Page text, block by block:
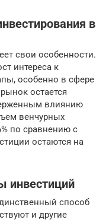
в
свои особенности.
интереса к
особенно в сфере
остается
влиянию
венчурных
по сравнению с
остаются на
инвестиций
способ
и другие